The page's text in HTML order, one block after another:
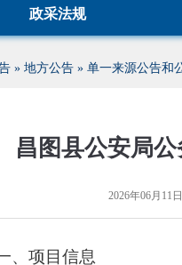
政采法规
» 地方公告 » 单一来源公告和
昌图县公安局
2026年06月11
、项目信息